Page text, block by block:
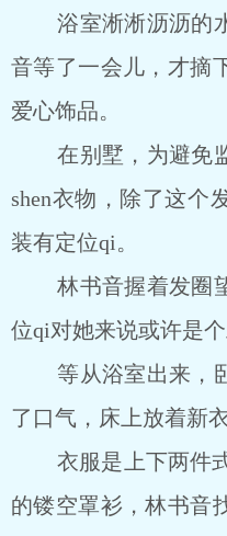
浴室淅淅沥沥的水
音等了一会儿，才摘
爱心饰品。
在别墅，为避免监
shen衣物，除了这个
装有定位qi。
林书音握着发圈望
位qi对她来说或许是个
等从浴室出来，卧
了口气，床上放着新衣
衣服是上下两件式
的镂空罩衫，林书音